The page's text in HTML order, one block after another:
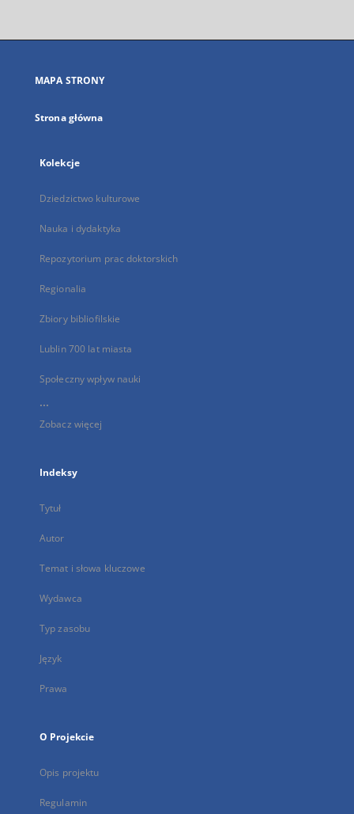
się
karcie
MAPA STRONY
Strona główna
Kolekcje
Dziedzictwo kulturowe
Nauka i dydaktyka
Repozytorium prac doktorskich
Regionalia
Zbiory bibliofilskie
Lublin 700 lat miasta
Społeczny wpływ nauki
...
Zobacz więcej
Indeksy
Tytuł
Autor
Temat i słowa kluczowe
Wydawca
Typ zasobu
Język
Prawa
O Projekcie
Opis projektu
Regulamin